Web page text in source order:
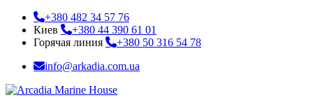
+380 482 34 57 76
Киев
+380 44 390 61 01
Горячая линия
+380 50 316 54 78
info@arkadia.com.ua